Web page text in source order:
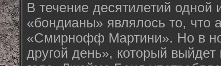
В течение десятилетий
«бондианы» являлось то, что
«Смирнофф Мартини». Но в
другой день», который